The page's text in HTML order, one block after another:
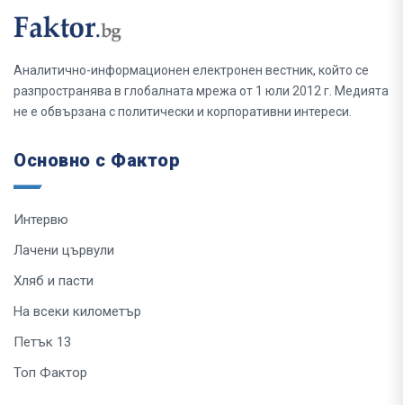
Аналитично-информационен електронен вестник, който се
разпространява в глобалната мрежа от 1 юли 2012 г. Медията
не е обвързана с политически и корпоративни интереси.
Основно с Фактор
Интервю
Лачени цървули
Хляб и пасти
На всеки километър
Петък 13
Топ Фактор